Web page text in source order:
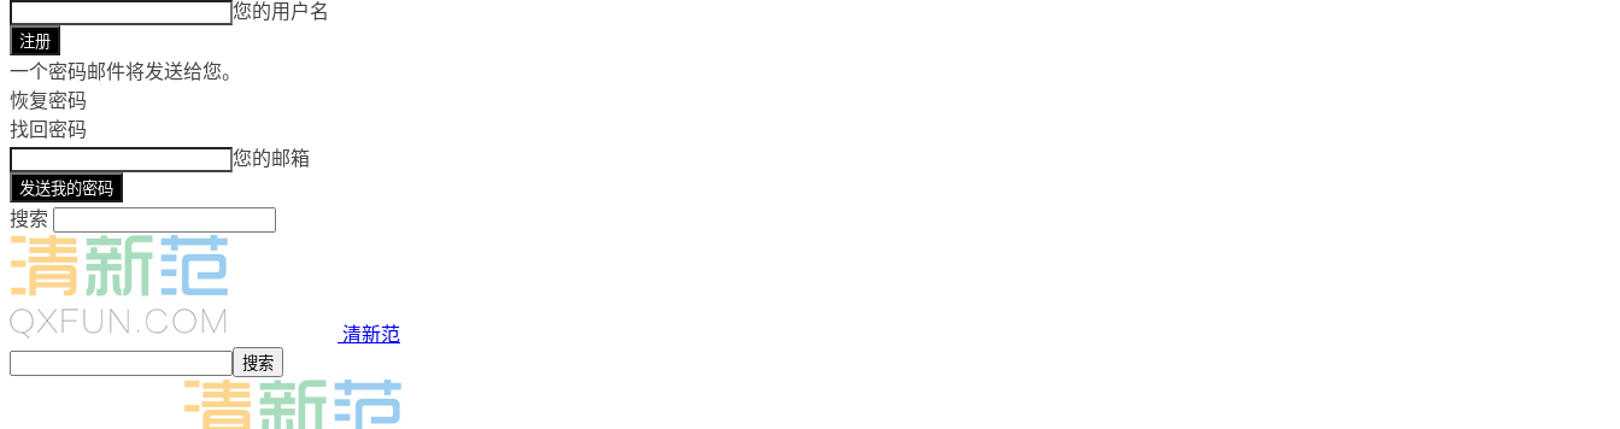
您的用户名
一个密码邮件将发送给您。
恢复密码
找回密码
您的邮箱
搜索
清新范